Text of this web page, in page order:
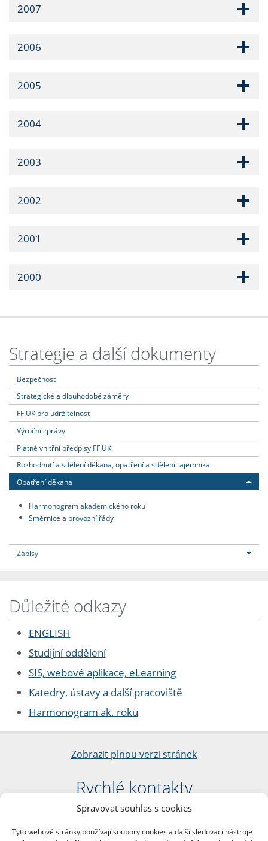
Spravovat souhlas s cookies
Tyto webové stránky používají soubory cookies a další sledovací nástroje
2007
2006
2005
2004
2003
2002
2001
2000
Strategie a další dokumenty
Bezpečnost
Strategické a dlouhodobé záměry
FF UK pro udržitelnost
Výroční zprávy
Platné vnitřní předpisy FF UK
Rozhodnutí a sdělení děkana, opatření a sdělení tajemníka
Opatření děkana
Harmonogram akademického roku
Směrnice a provozní řády
Zápisy
Důležité odkazy
ENGLISH
Studijní oddělení
SIS, webové aplikace, eLearning
Katedry, ústavy a další pracoviště
Harmonogram ak. roku
Zobrazit plnou verzi stránek
Rychlé kontakty
Filozofická fakulta
nám. Jana Palacha 1/2